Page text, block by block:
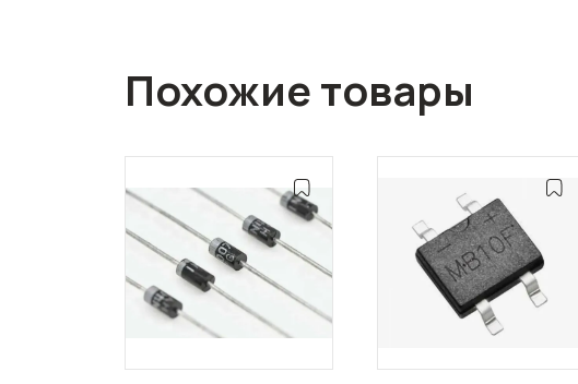
Похожие товары